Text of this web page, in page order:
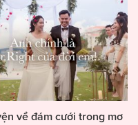
về đám cưới trong mơ